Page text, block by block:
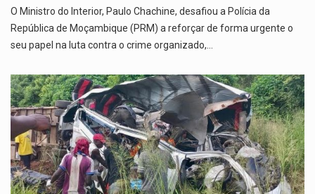
O Ministro do Interior, Paulo Chachine, desafiou a Polícia da
República de Moçambique (PRM) a reforçar de forma urgente o
seu papel na luta contra o crime organizado,…